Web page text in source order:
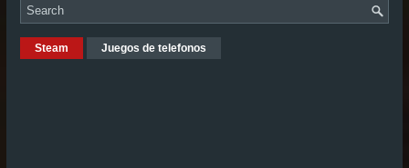
Steam Juegos de telefonos